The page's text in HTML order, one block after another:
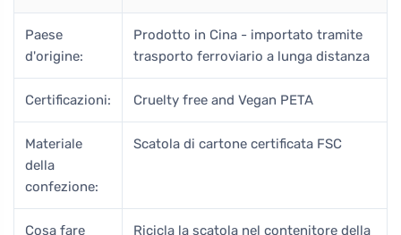
Paese
d'origine:
Prodotto in Cina - importato tramite
trasporto ferroviario a lunga distanza
Certificazioni: Cruelty free and Vegan PETA
Materiale
della
confezione:
Scatola di cartone certificata FSC
Cosa fare Ricicla la scatola nel contenitore della